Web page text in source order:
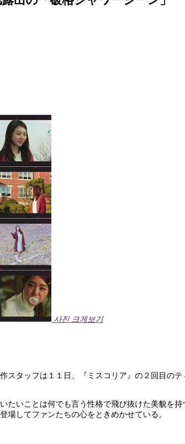
사진 크게보기
スタッフは１１日、『ミスコリア』の２回目のテ
たいことは何でも言う性格で飛び抜けた美貌を
場してファンたちの心をときめかせている。